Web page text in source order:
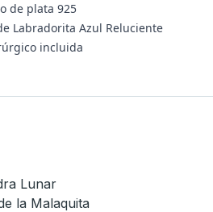
de plata 925
Labradorita Azul Reluciente
incluida
Lunar
la Malaquita